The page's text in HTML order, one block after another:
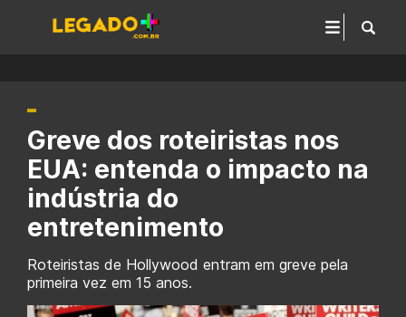
Greve dos roteiristas nos
EUA: entenda o impacto na
indústria do
entretenimento
Roteiristas de Hollywood entram em greve pela
primeira vez em 15 anos.